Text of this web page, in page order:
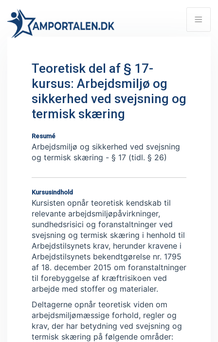
Teoretisk del af § 17-
kursus: Arbejdsmiljø og
sikkerhed ved svejsning og
termisk skæring
Resumé
Arbejdsmiljø og sikkerhed ved svejsning
og termisk skæring - § 17 (tidl. § 26)
Kursusindhold
Kursisten opnår teoretisk kendskab til
relevante arbejdsmiljøpåvirkninger,
sundhedsrisici og foranstaltninger ved
svejsning og termisk skæring i henhold til
Arbejdstilsynets krav, herunder kravene i
Arbejdstilsynets bekendtgørelse nr. 1795
af 18. december 2015 om foranstaltninger
til forebyggelse af kræftrisikoen ved
arbejde med stoffer og materialer.
Deltagerne opnår teoretisk viden om
arbejdsmiljømæssige forhold, regler og
krav, der har betydning ved svejsning og
termisk skæring på følgende områder: